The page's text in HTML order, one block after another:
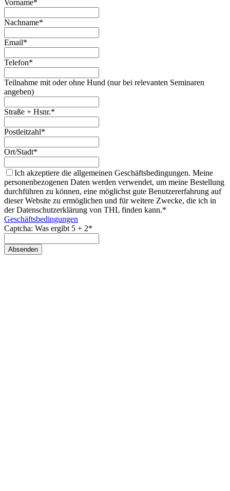
Vorname*
Nachname*
Email*
Telefon*
Teilnahme mit oder ohne Hund (nur bei relevanten Seminaren
angeben)
Straße + Hsnr.*
Postleitzahl*
Ort/Stadt*
Ich akzeptiere die allgemeinen Geschäftsbedingungen. Meine
personenbezogenen Daten werden verwendet, um meine Bestellung
durchführen zu können, eine möglichst gute Benutzererfahrung auf
dieser Website zu ermöglichen und für weitere Zwecke, die ich in
der Datenschutzerklärung von THL finden kann.*
Geschäftsbedingungen
Captcha: Was ergibt 5 + 2*